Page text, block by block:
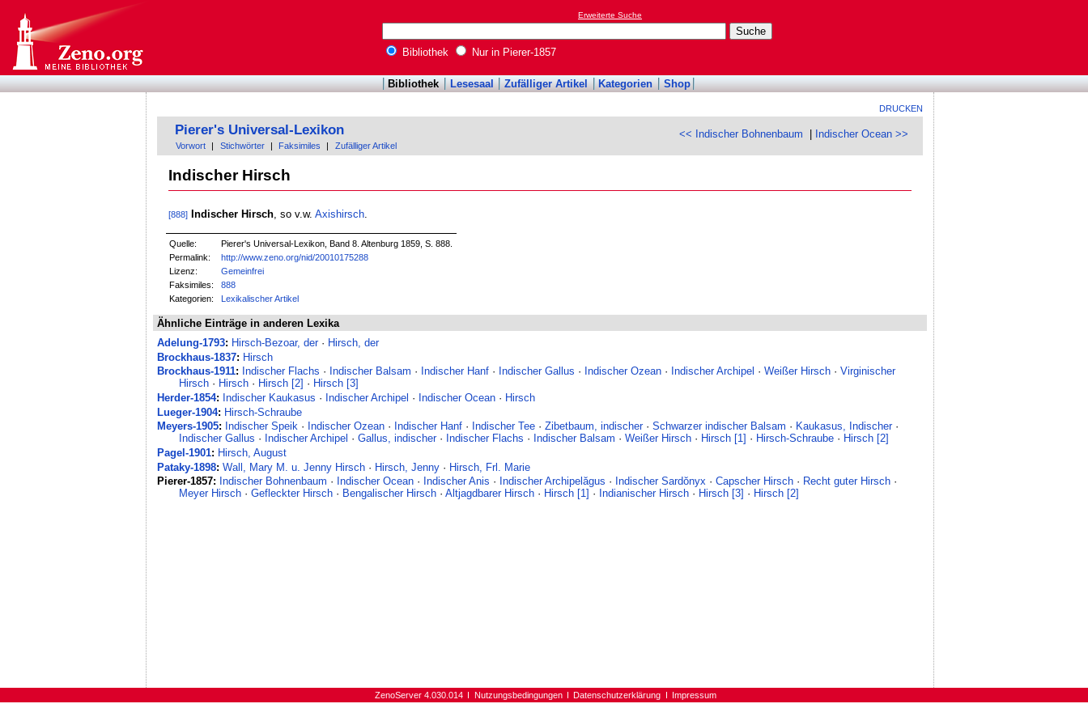
Erweiterte Suche
Bibliothek Nur in Pierer-1857
Bibliothek Lesesaal Zufälliger Artikel Kategorien Shop
DRUCKEN
<< Indischer Bohnenbaum Indischer Ocean >>
Pierer's Universal-Lexikon
Vorwort Stichwörter Faksimiles Zufälliger Artikel
Indischer Hirsch
[888] Indischer Hirsch, so v.w. Axishirsch.
Quelle:
Pierer's Universal-Lexikon, Band 8. Altenburg 1859, S. 888.
Permalink:
http://www.zeno.org/nid/20010175288
Lizenz:
Gemeinfrei
Faksimiles:
888
Kategorien:
Lexikalischer Artikel
Ähnliche Einträge in anderen Lexika
Adelung-1793: Hirsch-Bezoar, der· Hirsch, der
Brockhaus-1837: Hirsch
Brockhaus-1911: Indischer Flachs · Indischer Balsam · Indischer Hanf · Indischer Gallus · Indischer Ozean · Indischer Archipel ·Weißer Hirsch ·Virginischer
Hirsch· Hirsch· Hirsch [2] · Hirsch [3]
Herder-1854: Indischer Kaukasus · Indischer Archipel · Indischer Ocean · Hirsch
Lueger-1904: Hirsch-Schraube
Meyers-1905: Indischer Speik · Indischer Ozean · Indischer Hanf · Indischer Tee ·Zibetbaum, indischer·Schwarzer indischer Balsam · Kaukasus, Indischer·
Indischer Gallus · Indischer Archipel · Gallus, indischer· Indischer Flachs · Indischer Balsam · Weißer Hirsch· Hirsch [1] · Hirsch-Schraube· Hirsch [2]
Pagel-1901: Hirsch, August
Pataky-1898: Wall, Mary M. u. Jenny Hirsch · Hirsch, Jenny · Hirsch, Frl. Marie
Pierer-1857: Indischer Bohnenbaum · Indischer Ocean · Indischer Anis · Indischer Archipelăgus · Indischer Sardŏnyx ·Capscher Hirsch · Recht guter Hirsch ·
Meyer Hirsch· Gefleckter Hirsch· Bengalischer Hirsch· Altjagdbarer Hirsch· Hirsch [1] · Indianischer Hirsch· Hirsch [3] · Hirsch [2]
ZenoServer 4.030.014 Nutzungsbedingungen Datenschutzerklärung Impressum